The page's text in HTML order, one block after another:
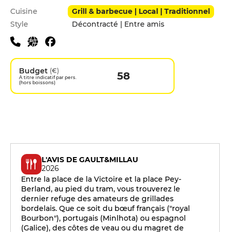
Infos pratiques
Cuisine
Grill & barbecue | Local | Traditionnel
Style
Décontracté | Entre amis
Budget (€)
A titre indicatif par pers.
(hors boissons)
58
L'AVIS DE GAULT&MILLAU
2026
Entre la place de la Victoire et la place Pey-
Berland, au pied du tram, vous trouverez le
dernier refuge des amateurs de grillades
bordelais. Que ce soit du bœuf français ("royal
Bourbon"), portugais (Minlhota) ou espagnol
(Galice), des côtes de veau ou du magret de